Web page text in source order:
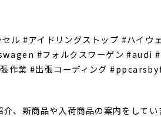
#アイドリングストップ #ハイウ
#フォルクスワーゲン #audi #
作業 #出張コーディング
、新商品や入荷商品の案内をしてい